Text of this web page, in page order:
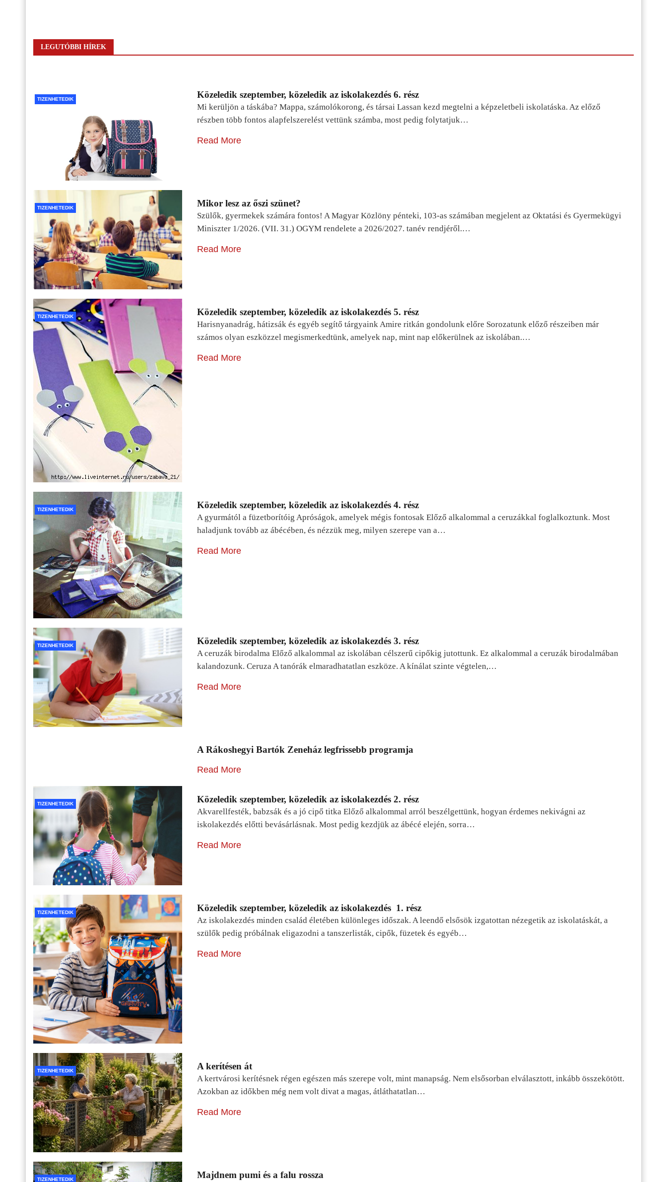
LEGUTÓBBI HÍREK
TIZENHETEDIK Közeledik szeptember, közeledik az iskolakezdés 6. rész
Mi kerüljön a táskába? Mappa, számolókorong, és társai Lassan kezd megtelni a képzeletbeli iskolatáska. Az előző
részben több fontos alapfelszerelést vettünk számba, most pedig folytatjuk…
Read More
TIZENHETEDIK Mikor lesz az őszi szünet?
Szülők, gyermekek számára fontos! A Magyar Közlöny pénteki, 103-as számában megjelent az Oktatási és Gyermekügyi
Miniszter 1/2026. (VII. 31.) OGYM rendelete a 2026/2027. tanév rendjéről.…
Read More
TIZENHETEDIK Közeledik szeptember, közeledik az iskolakezdés 5. rész
Harisnyanadrág, hátizsák és egyéb segítő tárgyaink Amire ritkán gondolunk előre Sorozatunk előző részeiben már
számos olyan eszközzel megismerkedtünk, amelyek nap, mint nap előkerülnek az iskolában.…
Read More
TIZENHETEDIK Közeledik szeptember, közeledik az iskolakezdés 4. rész
A gyurmától a füzetborítóig Apróságok, amelyek mégis fontosak Előző alkalommal a ceruzákkal foglalkoztunk. Most
haladjunk tovább az ábécében, és nézzük meg, milyen szerepe van a…
Read More
TIZENHETEDIK Közeledik szeptember, közeledik az iskolakezdés 3. rész
A ceruzák birodalma Előző alkalommal az iskolában célszerű cipőkig jutottunk. Ez alkalommal a ceruzák birodalmában
kalandozunk. Ceruza A tanórák elmaradhatatlan eszköze. A kínálat szinte végtelen,…
Read More
A Rákoshegyi Bartók Zeneház legfrissebb programja
Read More
TIZENHETEDIK Közeledik szeptember, közeledik az iskolakezdés 2. rész
Akvarellfesték, babzsák és a jó cipő titka Előző alkalommal arról beszélgettünk, hogyan érdemes nekivágni az
iskolakezdés előtti bevásárlásnak. Most pedig kezdjük az ábécé elején, sorra…
Read More
TIZENHETEDIK Közeledik szeptember, közeledik az iskolakezdés 1. rész
Az iskolakezdés minden család életében különleges időszak. A leendő elsősök izgatottan nézegetik az iskolatáskát, a
szülők pedig próbálnak eligazodni a tanszerlisták, cipők, füzetek és egyéb…
Read More
TIZENHETEDIK A kerítésen át
A kertvárosi kerítésnek régen egészen más szerepe volt, mint manapság. Nem elsősorban elválasztott, inkább összekötött.
Azokban az időkben még nem volt divat a magas, átláthatatlan…
Read More
TIZENHETEDIK Majdnem pumi és a falu rossza